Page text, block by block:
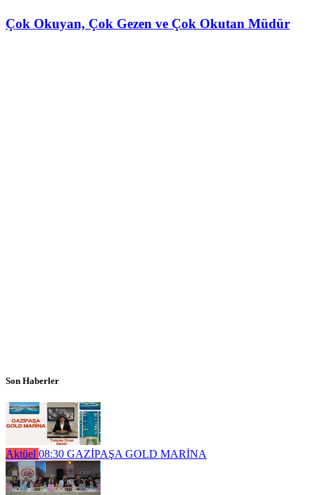
Çok Okuyan, Çok Gezen ve Çok Okutan Müdür
Son Haberler
Aktüel 08:30 GAZİPAŞA GOLD MARİNA